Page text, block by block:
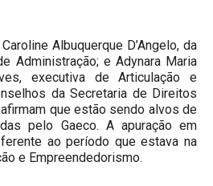
Albuquerque D’Angelo, da
Administração; e Adynara Maria
executiva de Articulação e
da Secretaria de Direitos
que estão sendo alvos de
pelo Gaeco. A apuração em
ao período que estava na
e Empreendedorismo.